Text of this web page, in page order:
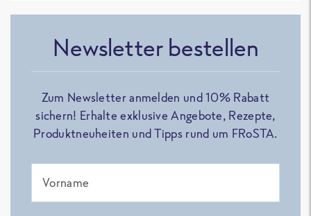
Newsletter bestellen
Zum Newsletter anmelden und 10% Rabatt
sichern! Erhalte exklusive Angebote, Rezepte,
Produktneuheiten und Tipps rund um FRoSTA.
Vorname